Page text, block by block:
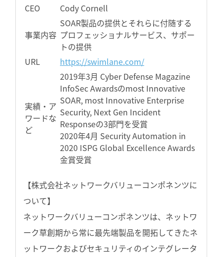
CEO
Cody Cornell
事業内容
SOAR製品の提供とそれらに付随する
プロフェッショナルサービス、サポー
トの提供
URL
https://swimlane.com/
実績・ア
ワードな
ど
2019年3月 Cyber Defense Magazine
InfoSec Awardsのmost Innovative
SOAR, most Innovative Enterprise
Security, Next Gen Incident
Responseの3部門を受賞
2020年4月 Security Automation in
2020 ISPG Global Excellence Awards
金賞受賞
【株式会社ネットワークバリューコンポネンツに
ついて】
ネットワークバリューコンポネンツは、ネットワ
ーク草創期から常に最先端製品を開拓してきたネ
ットワークおよびセキュリティのインテグレータ